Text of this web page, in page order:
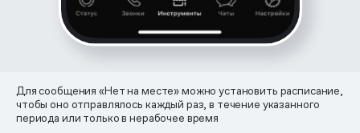
Для сообщения «Нет на месте» можно установить расписание,
чтобы оно отправлялось каждый раз, в течение указанного
периода или только в нерабочее время